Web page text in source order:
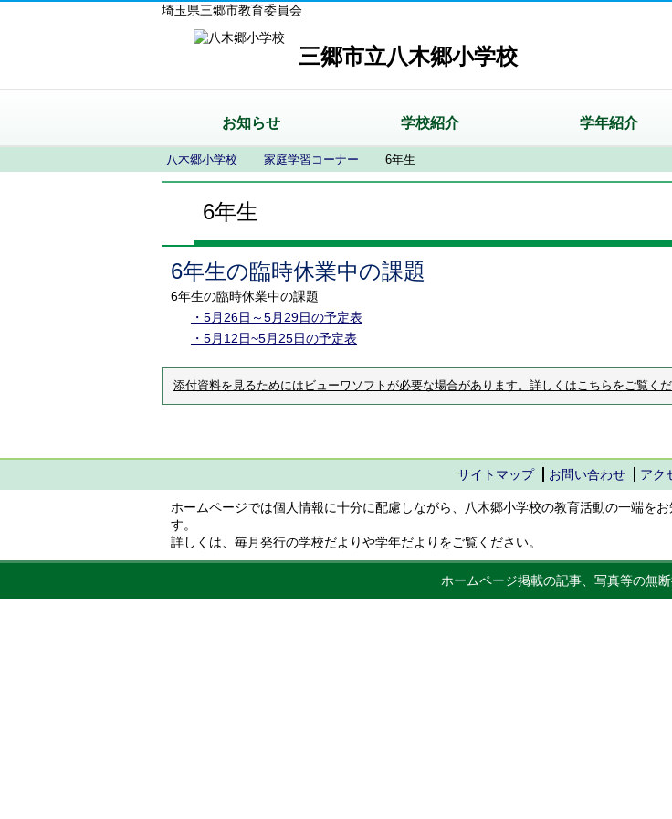
埼玉県三郷市教育委員会
三郷市立八木郷小学校
お知らせ 学校紹介 学年紹介
八木郷小学校 家庭学習コーナー 6年生
6年生
6年生の臨時休業中の課題
6年生の臨時休業中の課題
・5月26日～5月29日の予定表
・5月12日~5月25日の予定表
添付資料を見るためにはビューワソフトが必要な場合があります。詳しくはこちらをご覧くだ
サイトマップ お問い合わせ アク
ホームページでは個人情報に十分に配慮しながら、八木郷小学校の教育活動の一端をお
す。
詳しくは、毎月発行の学校だよりや学年だよりをご覧ください。
ホームページ掲載の記事、写真等の無断